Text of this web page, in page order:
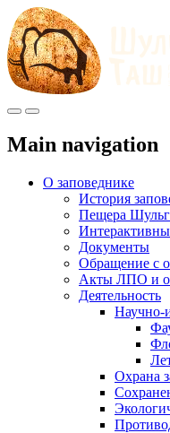
МенюИнфо
Main navigation
О заповеднике
История
Пещера
Документы
Обращение с
Акты ЛПО и
Деятельность
Научно-
Охрана